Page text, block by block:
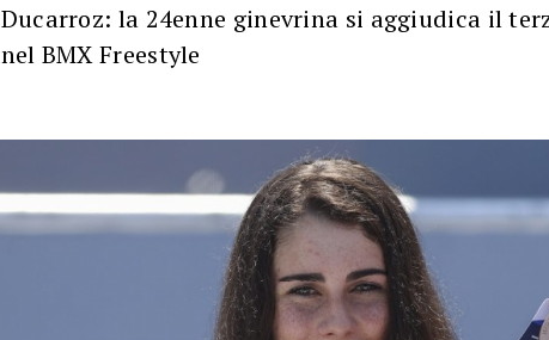
Ducarroz: la 24enne ginevrina si aggiudica il
nel BMX Freestyle